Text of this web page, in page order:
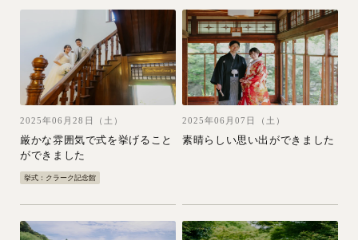
2025年06月28日（土）
厳かな雰囲気で式を挙げること
ができました
挙式：クラーク記念館
2025年06月07日（土）
素晴らしい思い出ができました